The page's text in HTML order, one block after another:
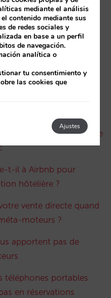
results
now for your hotel
traffic is not turning
à proposer du stock de
t-il à Airbnb pour
hôtelière ?
vente directe quand
moteurs ?
apportent pas de
téléphones portables
en réservations
mediante el análisis
contenido mediante sus
de redes sociales y
en base a un perfil
de navegación.
analítica o
tu consentimiento y
las cookies que
Ajustes